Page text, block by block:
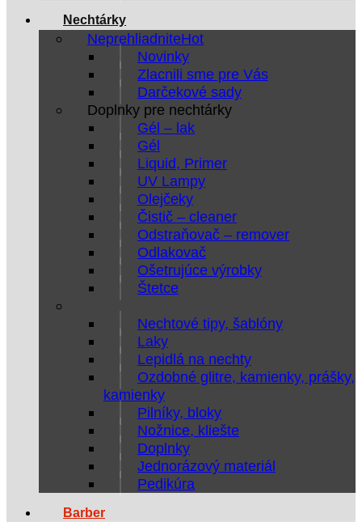
Nechtárky
Neprehliadnite
Novinky
Zlacnili sme pre Vás
Darčekové sady
Doplnky pre nechtárky
Gél – lak
Gél
Liquid, Primer
UV Lampy
Olejčeky
Čistič – cleaner
Odstraňovač – remover
Odlakovač
Ošetrujúce výrobky
Štetce
Nechtové tipy, šablóny
Laky
Lepidlá na nechty
Ozdobné glitre, kamienky, prášky,
kamienky
Pilníky, bloky
Nožnice, kliešte
Doplnky
Jednorázový materiál
Pedikúra
Barber